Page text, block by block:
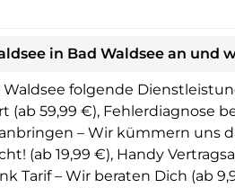
in Bad Waldsee an und
folgende
59,99 €), Fehlerdiagnose
– Wir kümmern
(ab 19,99 €), Handy
Tarif – Wir beraten Dich (ab